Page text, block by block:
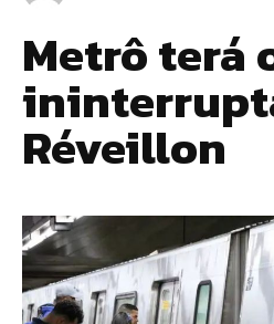
Metrô terá
Réveillon